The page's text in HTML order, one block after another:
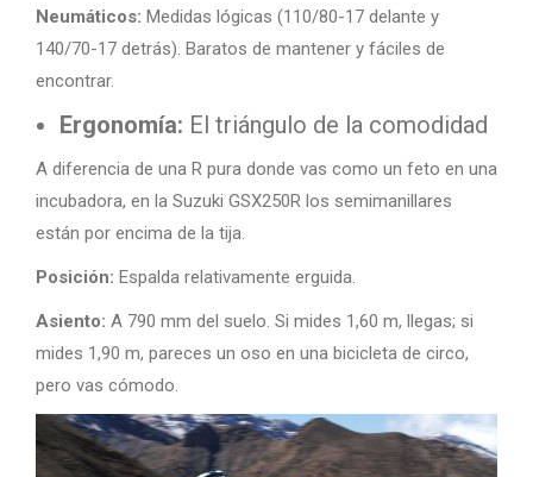
Neumáticos: Medidas lógicas (110/80-17 delante y
140/70-17 detrás). Baratos de mantener y fáciles de
encontrar.
Ergonomía: El triángulo de la comodidad
A diferencia de una R pura donde vas como un feto en una
incubadora, en la Suzuki GSX250R los semimanillares
están por encima de la tija.
Posición: Espalda relativamente erguida.
Asiento: A 790 mm del suelo. Si mides 1,60 m, llegas; si
mides 1,90 m, pareces un oso en una bicicleta de circo,
pero vas cómodo.